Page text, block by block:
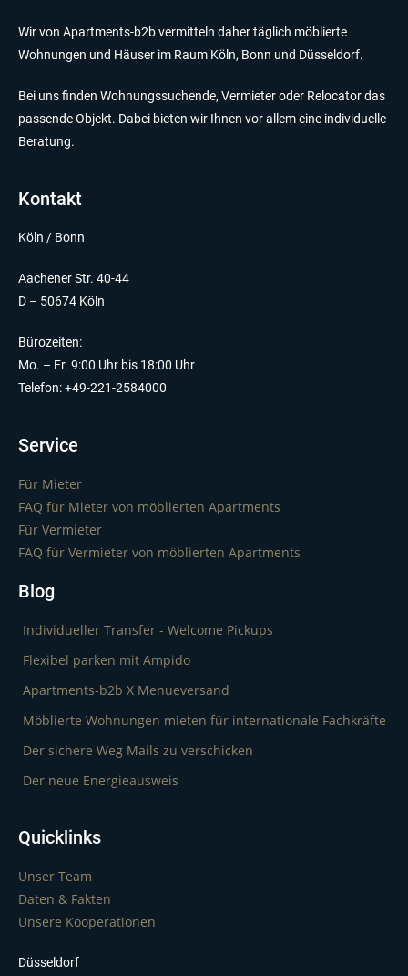
Wir von Apartments-b2b vermitteln daher täglich möblierte
Wohnungen und Häuser im Raum Köln, Bonn und Düsseldorf.
Bei uns finden Wohnungssuchende, Vermieter oder Relocator das
passende Objekt. Dabei bieten wir Ihnen vor allem eine individuelle
Beratung.
Kontakt
Köln / Bonn
Aachener Str. 40-44
D – 50674 Köln
Bürozeiten:
Mo. – Fr. 9:00 Uhr bis 18:00 Uhr
Telefon: +49-221-2584000
Service
Für Mieter
FAQ für Mieter von möblierten Apartments
Für Vermieter
FAQ für Vermieter von möblierten Apartments
Blog
Individueller Transfer - Welcome Pickups
Flexibel parken mit Ampido
Apartments-b2b X Menueversand
Möblierte Wohnungen mieten für internationale Fachkräfte
Der sichere Weg Mails zu verschicken
Der neue Energieausweis
Quicklinks
Unser Team
Daten & Fakten
Unsere Kooperationen
Düsseldorf